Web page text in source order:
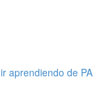
aprendiendo de PA